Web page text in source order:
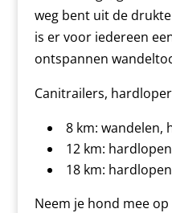
weg bent uit de
is er voor iedereen
ontspannen
Canitrailers,
8 km: wandelen,
12 km:
18 km: hardlopen
Neem je hond mee